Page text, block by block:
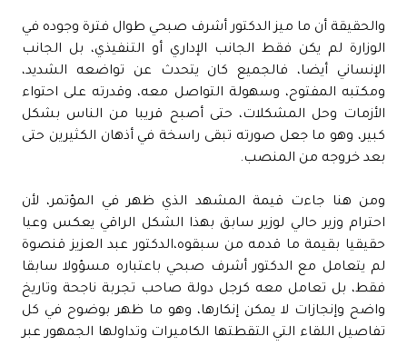
والحقيقة أن ما ميز الدكتور أشرف صبحي طوال فترة وجوده في
الوزارة لم يكن فقط الجانب الإداري أو التنفيذي، بل الجانب
الإنساني أيضا، فالجميع كان يتحدث عن تواضعه الشديد،
ومكتبه المفتوح، وسهولة التواصل معه، وقدرته على احتواء
الأزمات وحل المشكلات، حتى أصبح قريبا من الناس بشكل
كبير، وهو ما جعل صورته تبقى راسخة في أذهان الكثيرين حتى
بعد خروجه من المنصب.
ومن هنا جاءت قيمة المشهد الذي ظهر في المؤتمر، لأن
احترام وزير حالي لوزير سابق بهذا الشكل الراقي يعكس وعيا
حقيقيا بقيمة ما قدمه من سبقوه،الدكتور عبد العزيز قنصوة
لم يتعامل مع الدكتور أشرف صبحي باعتباره مسؤولا سابقا
فقط، بل تعامل معه كرجل دولة صاحب تجربة ناجحة وتاريخ
واضح وإنجازات لا يمكن إنكارها، وهو ما ظهر بوضوح في كل
تفاصيل اللقاء التي التقطتها الكاميرات وتداولها الجمهور عبر